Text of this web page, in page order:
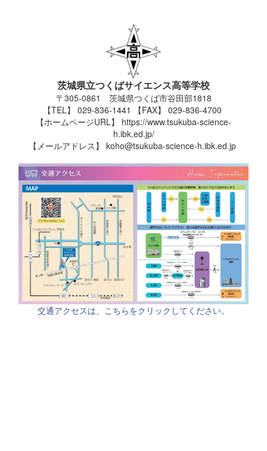
茨城県立つくばサイエンス高等学校
〒305-0861 茨城県つくば市谷田部1818
【TEL】 029-836-1441 【FAX】 029-836-4700
【ホームページURL】 https://www.tsukuba-science-
h.ibk.ed.jp/
【メールアドレス】 koho@tsukuba-science-h.ibk.ed.jp
交通アクセスは、こちらをクリックしてください。